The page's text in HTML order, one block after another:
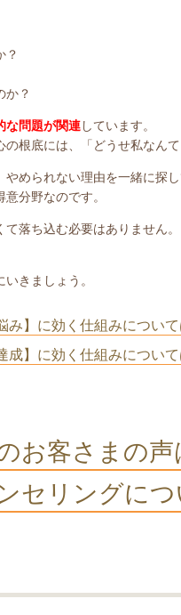
？
か？
な問題が関連しています。
根底には、「どうせ私なん
められない理由を一緒に探
分野なのです。
落ち込む必要はありません。
いきましょう。
み】に効く仕組みについ
成】に効く仕組みについ
お客さまの
セリングに